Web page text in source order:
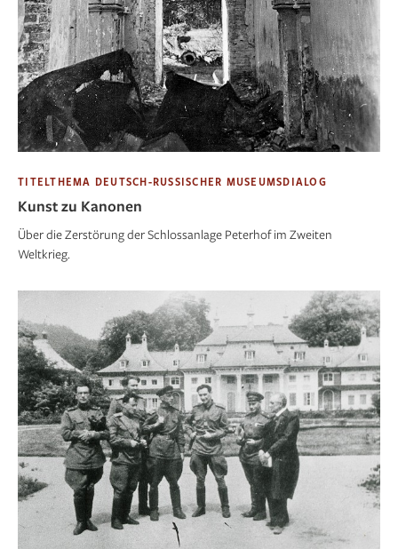
TITELTHEMA DEUTSCH-RUSSISCHER MUSEUMSDIALOG
Kunst zu Kanonen
Über die Zerstörung der Schlossanlage Peterhof im Zweiten
Weltkrieg.